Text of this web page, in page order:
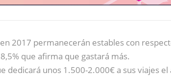
2017 permanecerán estables con
que afirma que gastará más.
dedicará unos 1.500-2.000€ a sus viajes